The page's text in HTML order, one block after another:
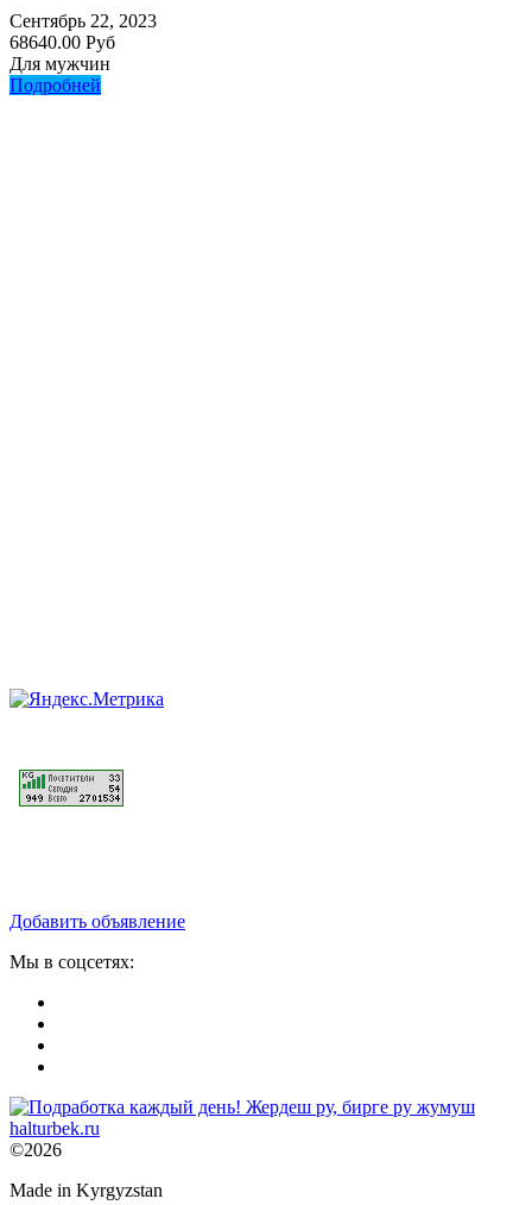
Сентябрь 22, 2023
68640.00 Руб
Для мужчин
Подробней
Добавить объявление
Мы в соцсетях:
©2026
Made in Kyrgyzstan